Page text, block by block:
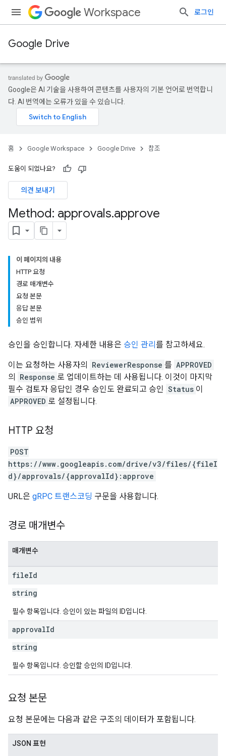
Workspace 로그인
Google Drive
Google은 AI 기술을 사용하여 콘텐츠를 사용자의 기본 언어로 번역합니
다. AI 번역에는 오류가 있을 수 있습니다.
홈 Google Workspace Google Drive 참조
도움이 되었나요?
의견 보내기
Method: approvals.approve
이 페이지의 내용
HTTP 요청
경로 매개변수
요청 본문
응답 본문
승인 범위
승인을 승인합니다. 자세한 내용은 승인 관리 를 참고하세요.
이는 요청하는 사용자의 ReviewerResponse 를 APPROVED
의
Response 로 업데이트하는 데 사용됩니다. 이것이 마지막
필수 검토자 응답인 경우 승인도 완료되고 승인 Status 이
APPROVED 로 설정됩니다.
HTTP 요청
POST
https://www.googleapis.com/drive/v3/files/{fileI
d}/approvals/{approvalId}:approve
URL은 gRPC 트랜스코딩 구문을 사용합니다.
경로 매개변수
매개변수
fileId
string
필수 항목입니다. 승인이 있는 파일의 ID입니다.
approvalId
string
필수 항목입니다. 승인할 승인의 ID입니다.
요청 본문
요청 본문에는 다음과 같은 구조의 데이터가 포함됩니다.
JSON 표현